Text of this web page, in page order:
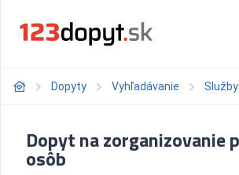
Dopyty Vyhľadávanie Služby
Dopyt na zorganizovanie
osôb